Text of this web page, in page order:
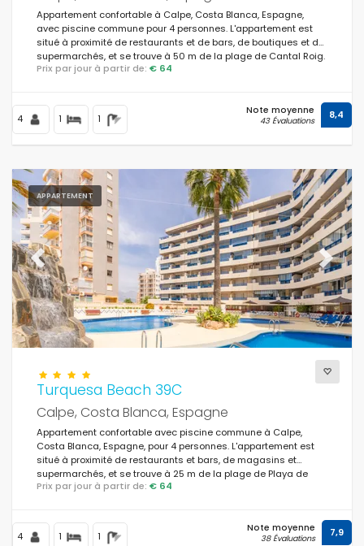
Appartement confortable à Calpe, Costa Blanca, Espagne,
avec piscine commune pour 4 personnes. L'appartement est
situé à proximité de restaurants et de bars, de boutiques et de
supermarchés, et se trouve à 50 m de la plage de Cantal Roig.
Prix par jour à partir de: € 64
4 1 1
Note moyenne
43 Évaluations 8,4
APPARTEMENT
Previous Next
Turquesa Beach 39C
Calpe, Costa Blanca, Espagne
Appartement confortable avec piscine commune à Calpe,
Costa Blanca, Espagne, pour 4 personnes. L'appartement est
situé à proximité de restaurants et bars, de magasins et
supermarchés, et se trouve à 25 m de la plage de Playa de
Levante.
Prix par jour à partir de: € 64
4 1 1
Note moyenne
38 Évaluations 7,9